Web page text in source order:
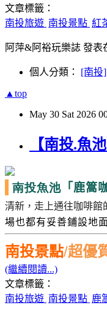
文章標籤：
南投旅遊 南投景點 紅
阿萍&阿裕玩樂誌 發表
個人分類： [南投]
▲top
May 30 Sat 2026
【南投.魚
南投魚池 「鹿篙
清新，走上通往咖啡館
場也都有妥善鋪設地
南投景點/超優
(繼續閱讀...)
文章標籤：
南投旅遊 南投景點 鹿